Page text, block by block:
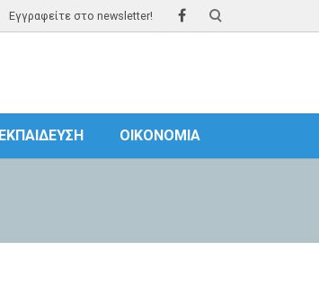
Εγγραφείτε στο newsletter!
ΕΚΠΑΊΔΕΥΣΗ ΟΙΚΟΝΟΜΊΑ